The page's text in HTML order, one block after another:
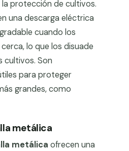
protección de cultivos.
una descarga eléctrica
cuando los
lo que los disuade
cultivos. Son
para proteger
grandes, como
metálica
metálica ofrecen una